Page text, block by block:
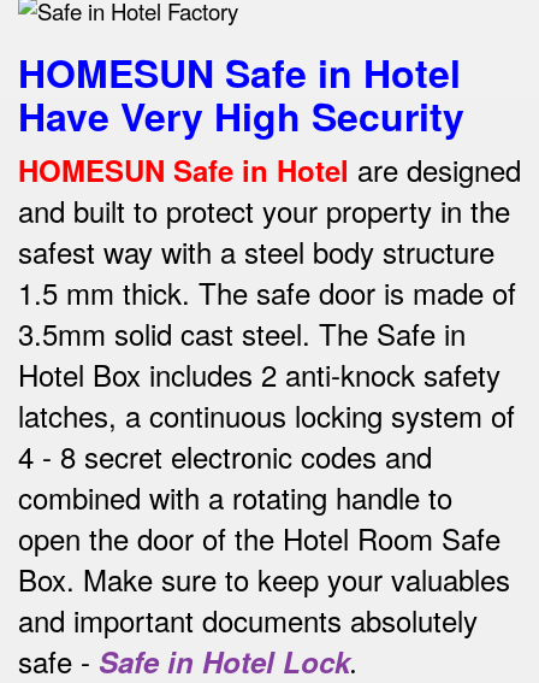
HOMESUN Safe in Hotel
Have Very High Security
HOMESUN Safe in Hotel are designed
and built to protect your property in the
safest way with a steel body structure
1.5 mm thick. The safe door is made of
3.5mm solid cast steel. The Safe in
Hotel Box includes 2 anti-knock safety
latches, a continuous locking system of
4 - 8 secret electronic codes and
combined with a rotating handle to
open the door of the Hotel Room Safe
Box. Make sure to keep your valuables
and important documents absolutely
safe - Safe in Hotel Lock.